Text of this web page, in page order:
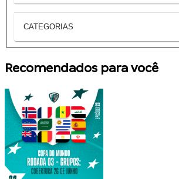
CATEGORIAS
Recomendados para você